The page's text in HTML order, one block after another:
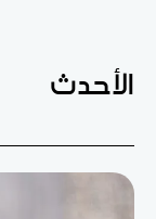
الأحدث